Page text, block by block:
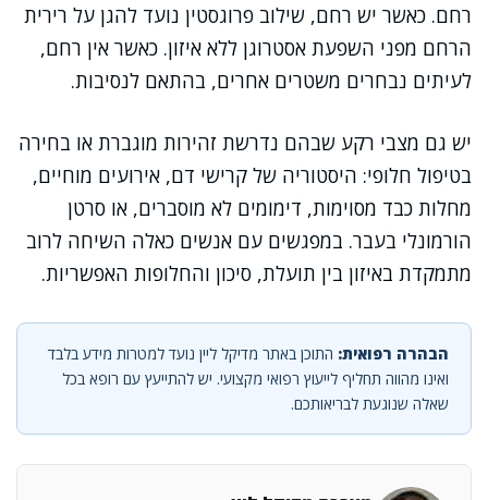
רחם. כאשר יש רחם, שילוב פרוגסטין נועד להגן על רירית
הרחם מפני השפעת אסטרוגן ללא איזון. כאשר אין רחם,
לעיתים נבחרים משטרים אחרים, בהתאם לנסיבות.
יש גם מצבי רקע שבהם נדרשת זהירות מוגברת או בחירה
בטיפול חלופי: היסטוריה של קרישי דם, אירועים מוחיים,
מחלות כבד מסוימות, דימומים לא מוסברים, או סרטן
הורמונלי בעבר. במפגשים עם אנשים כאלה השיחה לרוב
מתמקדת באיזון בין תועלת, סיכון והחלופות האפשריות.
הבהרה רפואית: התוכן באתר מדיקל ליין נועד למטרות מידע בלבד
ואינו מהווה תחליף לייעוץ רפואי מקצועי. יש להתייעץ עם רופא בכל
שאלה שנוגעת לבריאותכם.